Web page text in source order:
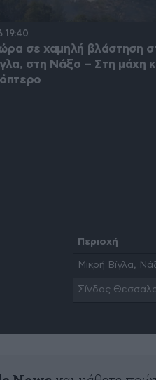
19:40
σε χαμηλή βλάστηση
στη Νάξο – Στη μάχη
Περιοχή
Μικρή Βίγλα,
Σίνδος